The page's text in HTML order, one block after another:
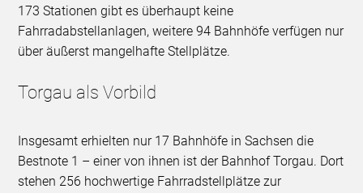
173 Stationen gibt es überhaupt keine
Fahrradabstellanlagen, weitere 94 Bahnhöfe verfügen nur
über äußerst mangelhafte Stellplätze.
Torgau als Vorbild
Insgesamt erhielten nur 17 Bahnhöfe in Sachsen die
Bestnote 1 – einer von ihnen ist der Bahnhof Torgau. Dort
stehen 256 hochwertige Fahrradstellplätze zur